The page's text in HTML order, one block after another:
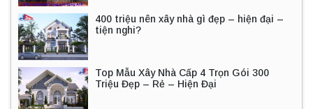
400 triệu nên xây nhà gì đẹp – hiện đại –
tiện nghi?
Top Mẫu Xây Nhà Cấp 4 Trọn Gói 300
Triệu Đẹp – Rẻ – Hiện Đại